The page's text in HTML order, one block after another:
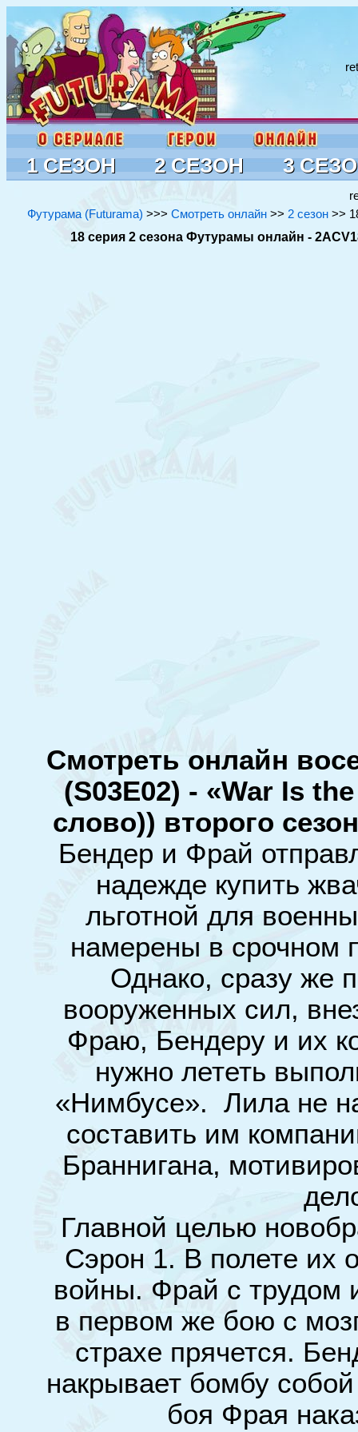
1 СЕЗОН 2 СЕЗОН 3
Футурама (Futurama) >>> Смотреть онлайн >> 2 сезон >>
18 серия 2 сезона Футурамы онлайн -
Смотреть онлайн
(S03E02) - «War Is
слово)) второго
Бендер и Фрай
надежде купить
льготной для
намерены в срочном
Однако, сразу же
вооруженных сил,
Фраю, Бендеру и их
нужно лететь
«Нимбусе». Лила не
составить им
Браннигана,
Главной целью
Сэрон 1. В полете их
войны. Фрай с трудом
в первом же бою с
страхе прячется.
накрывает бомбу
боя Фрая